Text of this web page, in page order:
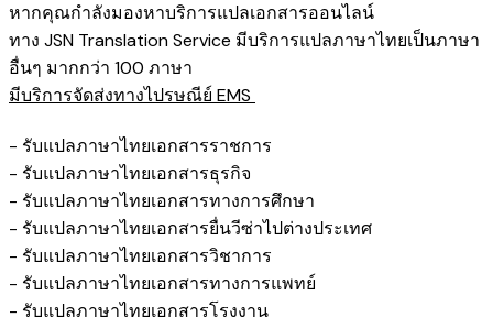
หากคุณกำลังมองหาบริการแปลเอกสารออนไลน์
ทาง JSN Translation Service มีบริการแปลภาษาไทยเป็นภาษา
อื่นๆ มากกว่า 100 ภาษา
มีบริการจัดส่งทางไปรษณีย์ EMS
- รับแปลภาษาไทยเอกสารราชการ
- รับแปลภาษาไทยเอกสารธุรกิจ
- รับแปลภาษาไทยเอกสารทางการศึกษา
- รับแปลภาษาไทยเอกสารยื่นวีซ่าไปต่างประเทศ
- รับแปลภาษาไทยเอกสารวิชาการ
- รับแปลภาษาไทยเอกสารทางการแพทย์
- รับแปลภาษาไทยเอกสารโรงงาน